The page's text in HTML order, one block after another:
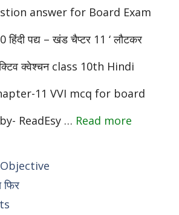
answer for Board Exam
पद्य – खंड चैप्टर 11 ‘ लौटकर
क्वेश्चन class 10th Hindi
11 VVI mcq for board
ReadEsy … Read more